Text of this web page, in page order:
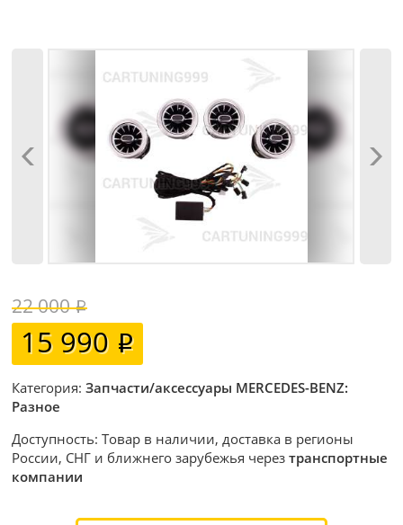
22 000
15 990
Категория:Запчасти/аксессуары MERCEDES-BENZ:
Разное
Доступность: Товар в наличии, доставка в регионы
России, СНГ и ближнего зарубежья черезтранспортные
компании